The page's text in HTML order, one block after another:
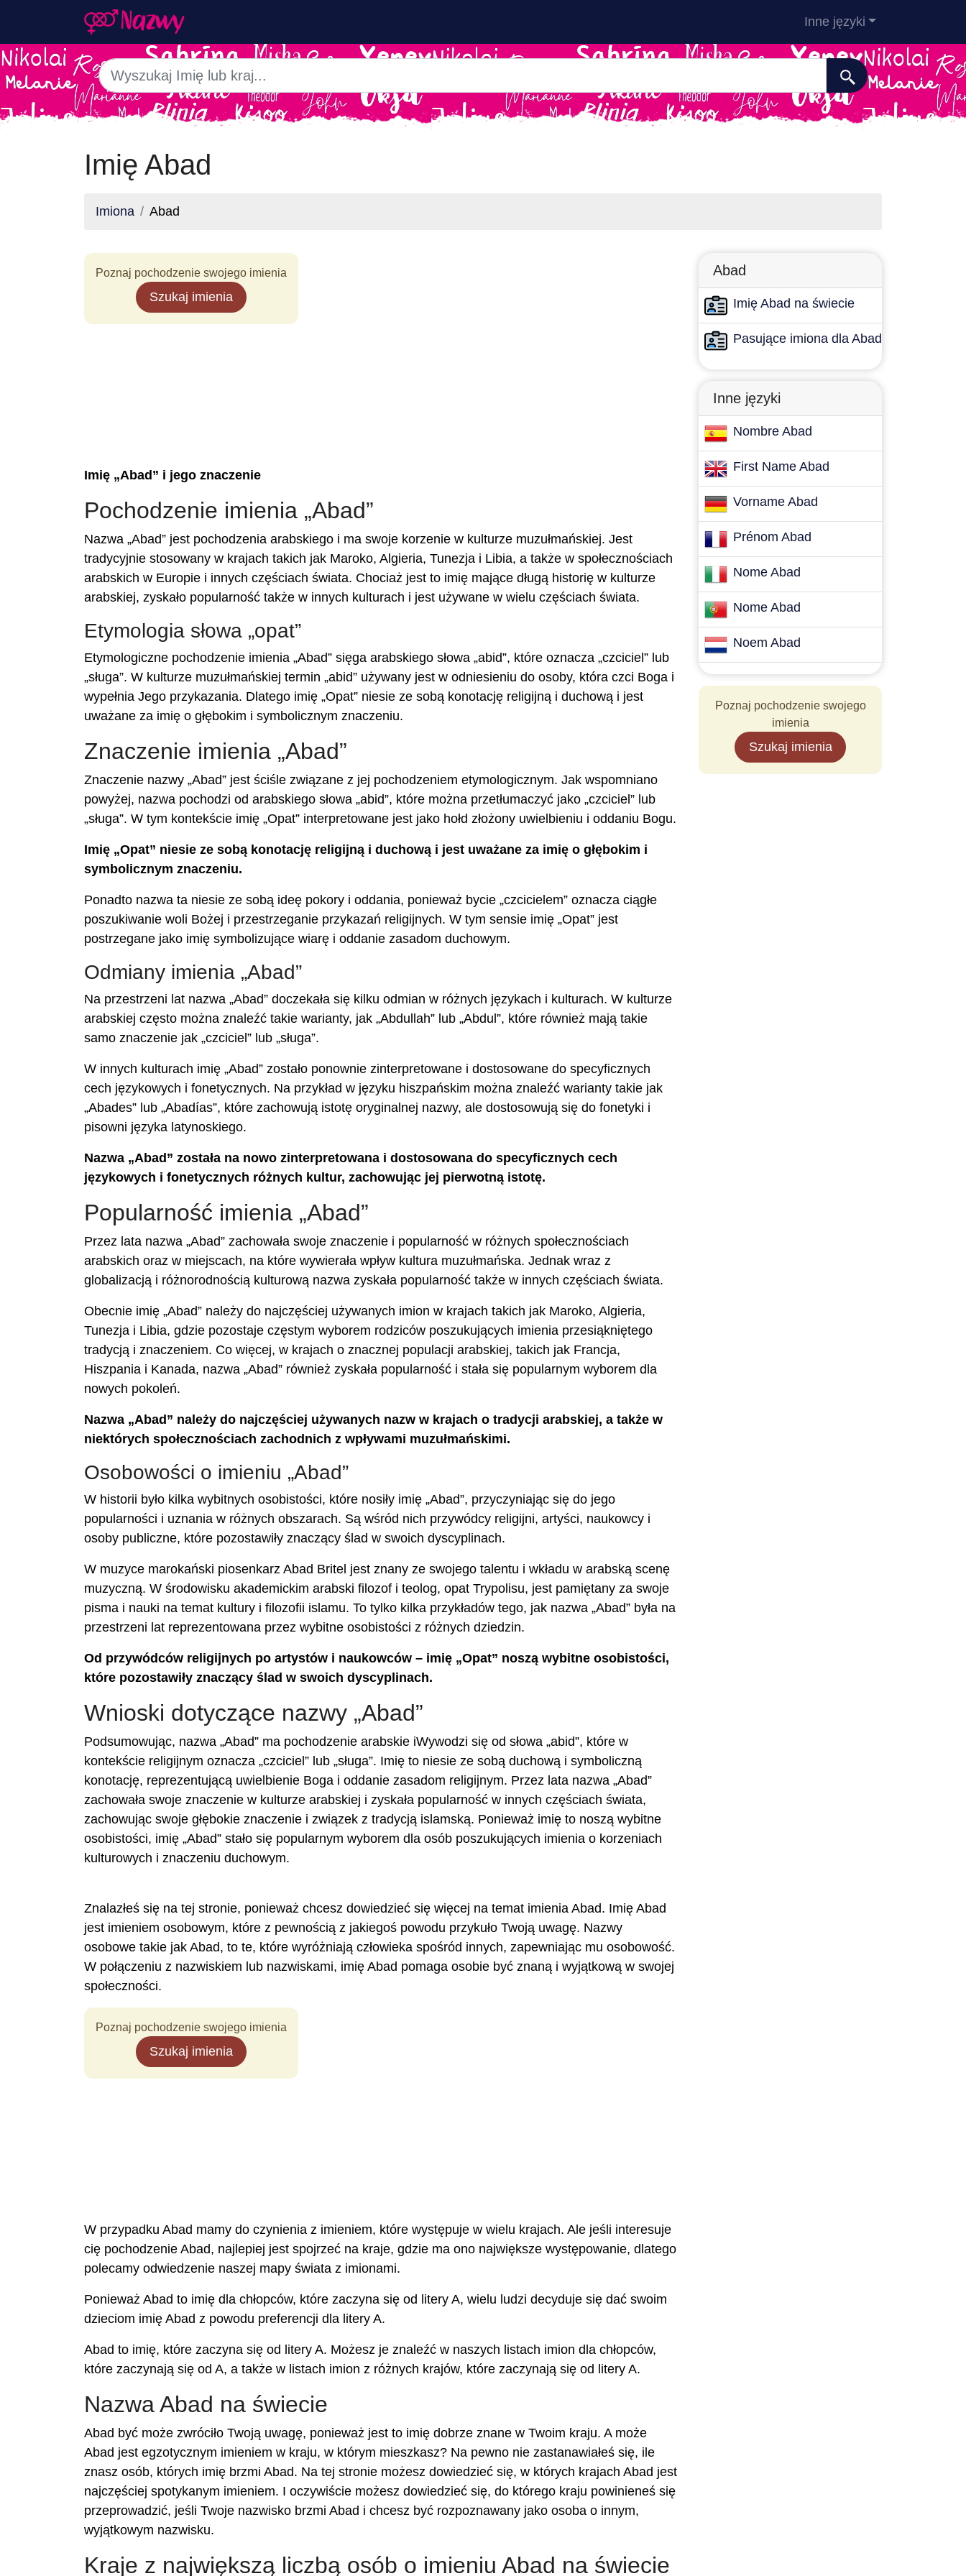
Inne języki
Imię Abad
Imiona Abad
Poznaj pochodzenie swojego imienia
Szukaj imienia
Imię „Abad” i jego znaczenie
Pochodzenie imienia „Abad”
Nazwa „Abad” jest pochodzenia arabskiego i ma swoje korzenie w kulturze muzułmańskiej. Jest
tradycyjnie stosowany w krajach takich jak Maroko, Algieria, Tunezja i Libia, a także w społecznościach
arabskich w Europie i innych częściach świata. Chociaż jest to imię mające długą historię w kulturze
arabskiej, zyskało popularność także w innych kulturach i jest używane w wielu częściach świata.
Etymologia słowa „opat”
Etymologiczne pochodzenie imienia „Abad” sięga arabskiego słowa „abid”, które oznacza „czciciel” lub
„sługa”. W kulturze muzułmańskiej termin „abid” używany jest w odniesieniu do osoby, która czci Boga i
wypełnia Jego przykazania. Dlatego imię „Opat” niesie ze sobą konotację religijną i duchową i jest
uważane za imię o głębokim i symbolicznym znaczeniu.
Znaczenie imienia „Abad”
Znaczenie nazwy „Abad” jest ściśle związane z jej pochodzeniem etymologicznym. Jak wspomniano
powyżej, nazwa pochodzi od arabskiego słowa „abid”, które można przetłumaczyć jako „czciciel” lub
„sługa”. W tym kontekście imię „Opat” interpretowane jest jako hołd złożony uwielbieniu i oddaniu Bogu.
Imię „Opat” niesie ze sobą konotację religijną i duchową i jest uważane za imię o głębokim i
symbolicznym znaczeniu.
Ponadto nazwa ta niesie ze sobą ideę pokory i oddania, ponieważ bycie „czcicielem” oznacza ciągłe
poszukiwanie woli Bożej i przestrzeganie przykazań religijnych. W tym sensie imię „Opat” jest
postrzegane jako imię symbolizujące wiarę i oddanie zasadom duchowym.
Odmiany imienia „Abad”
Na przestrzeni lat nazwa „Abad” doczekała się kilku odmian w różnych językach i kulturach. W kulturze
arabskiej często można znaleźć takie warianty, jak „Abdullah” lub „Abdul”, które również mają takie
samo znaczenie jak „czciciel” lub „sługa”.
W innych kulturach imię „Abad” zostało ponownie zinterpretowane i dostosowane do specyficznych
cech językowych i fonetycznych. Na przykład w języku hiszpańskim można znaleźć warianty takie jak
„Abades” lub „Abadías”, które zachowują istotę oryginalnej nazwy, ale dostosowują się do fonetyki i
pisowni języka latynoskiego.
Nazwa „Abad” została na nowo zinterpretowana i dostosowana do specyficznych cech
językowych i fonetycznych różnych kultur, zachowując jej pierwotną istotę.
Popularność imienia „Abad”
Przez lata nazwa „Abad” zachowała swoje znaczenie i popularność w różnych społecznościach
arabskich oraz w miejscach, na które wywierała wpływ kultura muzułmańska. Jednak wraz z
globalizacją i różnorodnością kulturową nazwa zyskała popularność także w innych częściach świata.
Obecnie imię „Abad” należy do najczęściej używanych imion w krajach takich jak Maroko, Algieria,
Tunezja i Libia, gdzie pozostaje częstym wyborem rodziców poszukujących imienia przesiąkniętego
tradycją i znaczeniem. Co więcej, w krajach o znacznej populacji arabskiej, takich jak Francja,
Hiszpania i Kanada, nazwa „Abad” również zyskała popularność i stała się popularnym wyborem dla
nowych pokoleń.
Nazwa „Abad” należy do najczęściej używanych nazw w krajach o tradycji arabskiej, a także w
niektórych społecznościach zachodnich z wpływami muzułmańskimi.
Osobowości o imieniu „Abad”
W historii było kilka wybitnych osobistości, które nosiły imię „Abad”, przyczyniając się do jego
popularności i uznania w różnych obszarach. Są wśród nich przywódcy religijni, artyści, naukowcy i
osoby publiczne, które pozostawiły znaczący ślad w swoich dyscyplinach.
W muzyce marokański piosenkarz Abad Britel jest znany ze swojego talentu i wkładu w arabską scenę
muzyczną. W środowisku akademickim arabski filozof i teolog, opat Trypolisu, jest pamiętany za swoje
pisma i nauki na temat kultury i filozofii islamu. To tylko kilka przykładów tego, jak nazwa „Abad” była na
przestrzeni lat reprezentowana przez wybitne osobistości z różnych dziedzin.
Od przywódców religijnych po artystów i naukowców – imię „Opat” noszą wybitne osobistości,
które pozostawiły znaczący ślad w swoich dyscyplinach.
Wnioski dotyczące nazwy „Abad”
Podsumowując, nazwa „Abad” ma pochodzenie arabskie iWywodzi się od słowa „abid”, które w
kontekście religijnym oznacza „czciciel” lub „sługa”. Imię to niesie ze sobą duchową i symboliczną
konotację, reprezentującą uwielbienie Boga i oddanie zasadom religijnym. Przez lata nazwa „Abad”
zachowała swoje znaczenie w kulturze arabskiej i zyskała popularność w innych częściach świata,
zachowując swoje głębokie znaczenie i związek z tradycją islamską. Ponieważ imię to noszą wybitne
osobistości, imię „Abad” stało się popularnym wyborem dla osób poszukujących imienia o korzeniach
kulturowych i znaczeniu duchowym.
Znalazłeś się na tej stronie, ponieważ chcesz dowiedzieć się więcej na temat imienia Abad. Imię Abad
jest imieniem osobowym, które z pewnością z jakiegoś powodu przykuło Twoją uwagę. Nazwy
osobowe takie jak Abad, to te, które wyróżniają człowieka spośród innych, zapewniając mu osobowość.
W połączeniu z nazwiskiem lub nazwiskami, imię Abad pomaga osobie być znaną i wyjątkową w swojej
społeczności.
Poznaj pochodzenie swojego imienia
Szukaj imienia
W przypadku Abad mamy do czynienia z imieniem, które występuje w wielu krajach. Ale jeśli interesuje
cię pochodzenie Abad, najlepiej jest spojrzeć na kraje, gdzie ma ono największe występowanie, dlatego
polecamy odwiedzenie naszej mapy świata z imionami.
Ponieważ Abad to imię dla chłopców, które zaczyna się od litery A, wielu ludzi decyduje się dać swoim
dzieciom imię Abad z powodu preferencji dla litery A.
Abad to imię, które zaczyna się od litery A. Możesz je znaleźć w naszych listach imion dla chłopców,
które zaczynają się od A, a także w listach imion z różnych krajów, które zaczynają się od litery A.
Nazwa Abad na świecie
Abad być może zwróciło Twoją uwagę, ponieważ jest to imię dobrze znane w Twoim kraju. A może
Abad jest egzotycznym imieniem w kraju, w którym mieszkasz? Na pewno nie zastanawiałeś się, ile
znasz osób, których imię brzmi Abad. Na tej stronie możesz dowiedzieć się, w których krajach Abad jest
najczęściej spotykanym imieniem. I oczywiście możesz dowiedzieć się, do którego kraju powinieneś się
przeprowadzić, jeśli Twoje nazwisko brzmi Abad i chcesz być rozpoznawany jako osoba o innym,
wyjątkowym nazwisku.
Kraje z największą liczbą osób o imieniu Abad na świecie
Abad
Imię Abad na świecie
Pasujące imiona dla Abad
Inne języki
Nombre Abad
First Name Abad
Vorname Abad
Prénom Abad
Nome Abad
Nome Abad
Noem Abad
Poznaj pochodzenie swojego
imienia
Szukaj imienia